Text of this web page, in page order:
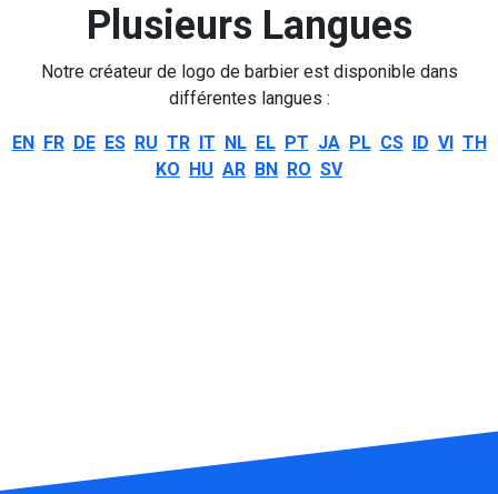
Plusieurs Langues
Notre créateur de logo de barbier est disponible dans
différentes langues :
EN FR DE ES RU TR IT NL EL PT JA PL CS ID VI TH
KO HU AR BN RO SV